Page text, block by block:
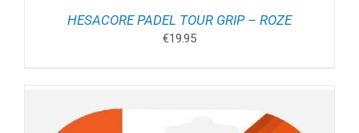
HESACORE PADEL TOUR GRIP – ROZE
€19.95